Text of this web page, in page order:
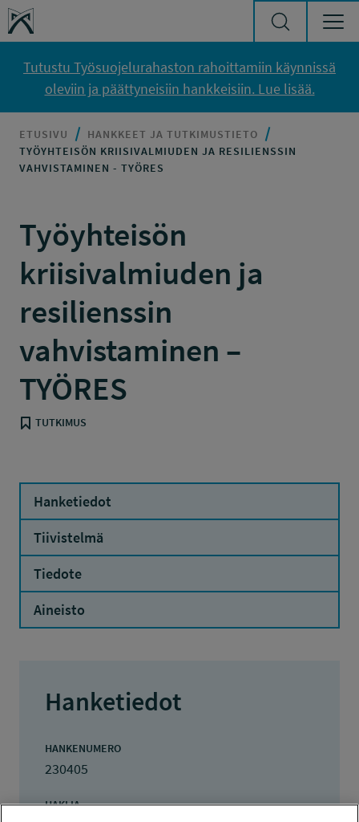
Siirry sisältöön
Työsuojelurahasto
Tutustu Työsuojelurahaston rahoittamiin käynnissä
oleviin ja päättyneisiin hankkeisiin. Lue lisää.
ETUSIVU
HANKKEET JA TUTKIMUSTIETO
TYÖYHTEISÖN KRIISIVALMIUDEN JA RESILIENSSIN
VAHVISTAMINEN - TYÖRES
Työyhteisön
kriisivalmiuden ja
resilienssin
vahvistaminen –
TYÖRES
TUTKIMUS
Hanketiedot
Tiivistelmä
Tiedote
Aineisto
Hanketiedot
HANKENUMERO
230405
HAKIJA